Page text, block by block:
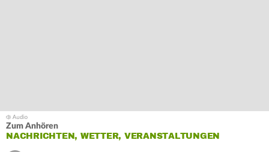
Zum Anhören
NACHRICHTEN, WETTER, VERANSTALTUNGEN